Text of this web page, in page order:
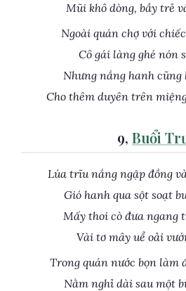
Mũi khô dòng, bầy trẻ
Ngoài quán chợ với
Cô gái làng ghé nón
Nhưng nắng hanh cũng
Cho thêm duyên trên
9, Buổi
Lúa trĩu nắng ngập đồng
Gió hanh qua sột soạt
Mấy thoi cò đưa ngang
Vài tơ mây uể oải
Trong quán nước bọn làm
Nằm nghỉ dài sau một